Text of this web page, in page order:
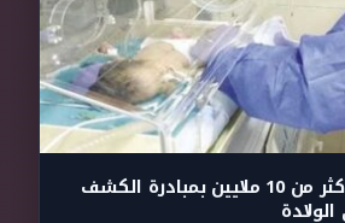
«الصحة» تعلن فحص أكثر من 10 ملايين بمبادرة الكشف